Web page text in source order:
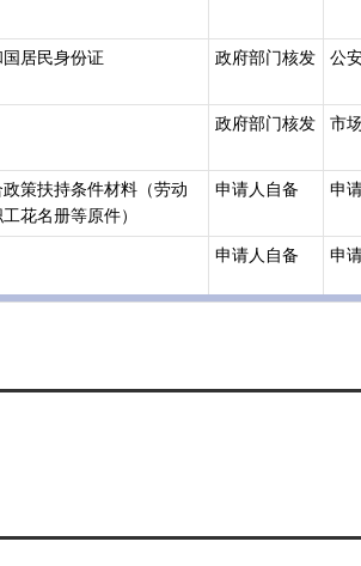
居民身份证 政府部门核发 公
政府部门核发 市
策扶持条件材料（劳动
花名册等原件）
申请人自备 申
申请人自备 申